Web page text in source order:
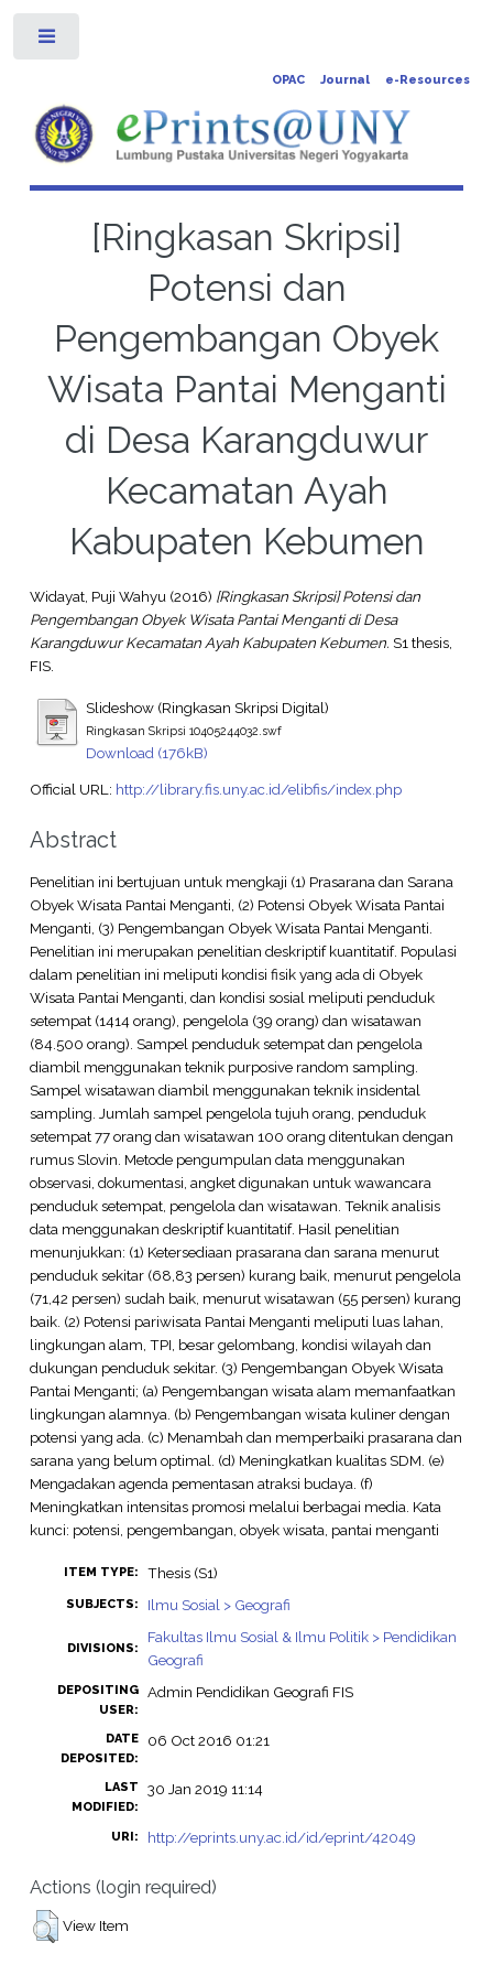
OPAC Journal e-Resources
[Ringkasan Skripsi]
Potensi dan
Pengembangan Obyek
Wisata Pantai Menganti
di Desa Karangduwur
Kecamatan Ayah
Kabupaten Kebumen
Widayat, Puji Wahyu(2016) [Ringkasan Skripsi] Potensi dan
Pengembangan Obyek Wisata Pantai Menganti di Desa
Karangduwur Kecamatan Ayah Kabupaten Kebumen. S1 thesis,
FIS.
Slideshow (Ringkasan Skripsi Digital)
Ringkasan Skripsi 10405244032.swf
Download (176kB)
Official URL: http://library.fis.uny.ac.id/elibfis/index.php
Abstract
Penelitian ini bertujuan untuk mengkaji (1) Prasarana dan Sarana
Obyek Wisata Pantai Menganti, (2) Potensi Obyek Wisata Pantai
Menganti, (3) Pengembangan Obyek Wisata Pantai Menganti.
Penelitian ini merupakan penelitian deskriptif kuantitatif. Populasi
dalam penelitian ini meliputi kondisi fisik yang ada di Obyek
Wisata Pantai Menganti, dan kondisi sosial meliputi penduduk
setempat (1414 orang), pengelola (39 orang) dan wisatawan
(84.500 orang). Sampel penduduk setempat dan pengelola
diambil menggunakan teknik purposive random sampling.
Sampel wisatawan diambil menggunakan teknik insidental
sampling. Jumlah sampel pengelola tujuh orang, penduduk
setempat 77 orang dan wisatawan 100 orang ditentukan dengan
rumus Slovin. Metode pengumpulan data menggunakan
observasi, dokumentasi, angket digunakan untuk wawancara
penduduk setempat, pengelola dan wisatawan. Teknik analisis
data menggunakan deskriptif kuantitatif. Hasil penelitian
menunjukkan: (1) Ketersediaan prasarana dan sarana menurut
penduduk sekitar (68,83 persen) kurang baik, menurut pengelola
(71,42 persen) sudah baik, menurut wisatawan (55 persen) kurang
baik. (2) Potensi pariwisata Pantai Menganti meliputi luas lahan,
lingkungan alam, TPI, besar gelombang, kondisi wilayah dan
dukungan penduduk sekitar. (3) Pengembangan Obyek Wisata
Pantai Menganti; (a) Pengembangan wisata alam memanfaatkan
lingkungan alamnya. (b) Pengembangan wisata kuliner dengan
potensi yang ada. (c) Menambah dan memperbaiki prasarana dan
sarana yang belum optimal. (d) Meningkatkan kualitas SDM. (e)
Mengadakan agenda pementasan atraksi budaya. (f)
Meningkatkan intensitas promosi melalui berbagai media. Kata
kunci: potensi, pengembangan, obyek wisata, pantai menganti
ITEM TYPE: Thesis (S1)
SUBJECTS: Ilmu Sosial > Geografi
DIVISIONS:
Fakultas Ilmu Sosial & Ilmu Politik > Pendidikan
Geografi
DEPOSITING
USER:
Admin Pendidikan Geografi FIS
DATE
DEPOSITED:
06 Oct 2016 01:21
LAST
MODIFIED:
30 Jan 2019 11:14
URI: http://eprints.uny.ac.id/id/eprint/42049
Actions (login required)
View Item